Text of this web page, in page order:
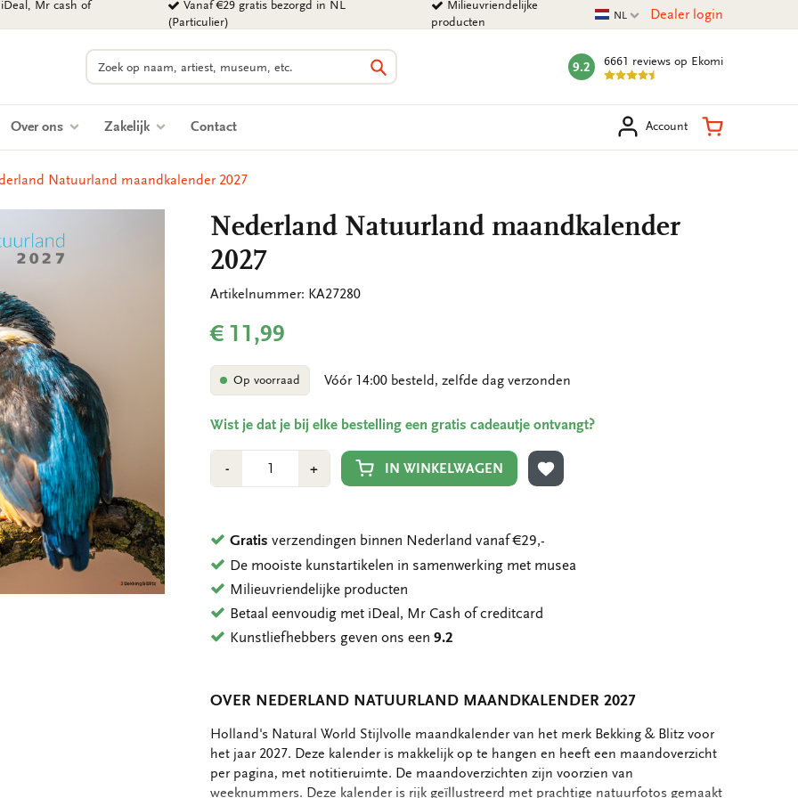
Mr cash of
Vanaf €29 gratis bezorgd in NL
(Particulier)
Milieuvriendelijke
producten
Huidige taal
NL Dealer login
Zoeken
Zoeken
mark:
9.2 6661 reviews op Ekomi
Over ons Zakelijk Contact Account Winkelmand
Natuurland maandkalender 2027
Nederland Natuurland maandkalender
2027
Artikelnummer: KA27280
€ 11,99
Op voorraad Vóór 14:00 besteld, zelfde dag verzonden
Wist je dat je bij elke bestelling een gratis cadeautje ontvangt?
-Min
1
+Plus
1
IN WINKELWAGEN
TOEVOEGEN AAN VERLANGLIJST
Gratis verzendingen binnen Nederland vanaf €29,-
De mooiste kunstartikelen in samenwerking met musea
Milieuvriendelijke producten
Betaal eenvoudig met iDeal, Mr Cash of creditcard
Kunstliefhebbers geven ons een9.2
OVER NEDERLAND NATUURLAND MAANDKALENDER 2027
OMSCHRIJVING
Holland's Natural World Stijlvolle maandkalender van het merk Bekking & Blitz voor
het jaar 2027. Deze kalender is makkelijk op te hangen en heeft een maandoverzicht
per pagina, met notitieruimte. De maandoverzichten zijn voorzien van
weeknummers. Deze kalender is rijk geïllustreerd met prachtige natuurfotos gemaakt